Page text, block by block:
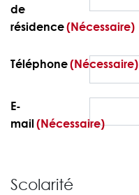
de
résidence(Nécessaire)
Téléphone(Nécessaire)
E-
mail (Nécessaire)
Scolarité